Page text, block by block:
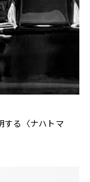
する〈ナハトマ